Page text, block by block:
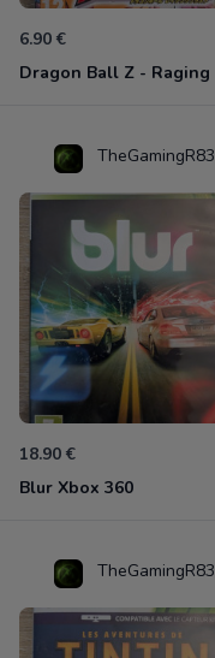
6.90 €
TheGamingR83
18.90 €
Blur Xbox 360
TheGamingR83